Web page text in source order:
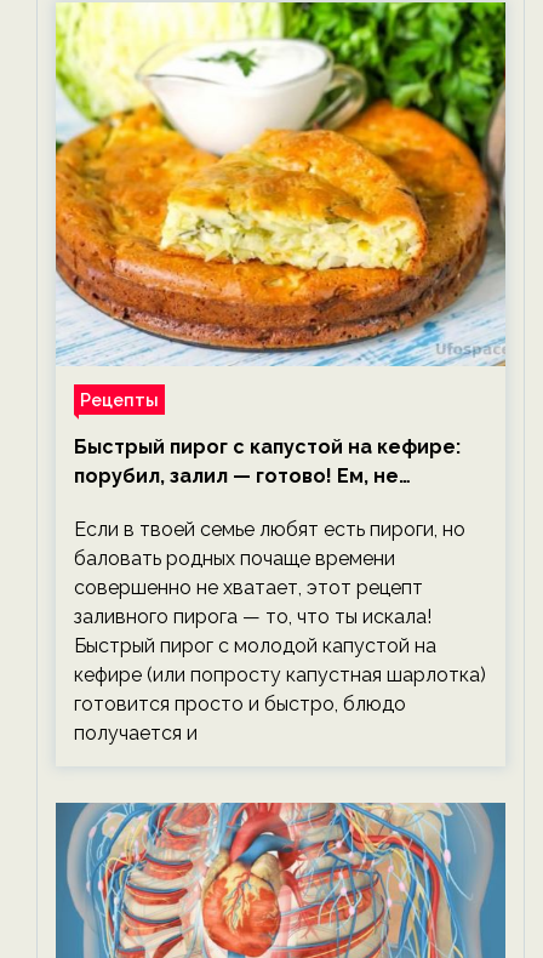
Рецепты
Быстрый пирог с капустой на кефире:
порубил, залил — готово! Ем, не
Если в твоей семье любят есть пироги, но
баловать родных почаще времени
совершенно не хватает, этот рецепт
заливного пирога — то, что ты искала!
Быстрый пирог с молодой капустой на
кефире (или попросту капустная шарлотка)
готовится просто и быстро, блюдо
получается и